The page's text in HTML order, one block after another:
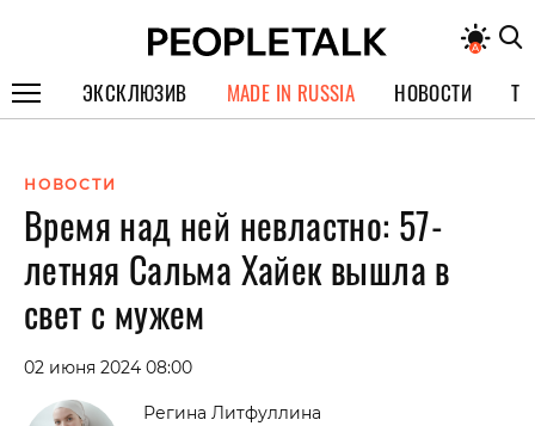
ЭКСКЛЮЗИВ
СПЕЦПРОЕКТЫ
ИНТЕРВЬЮ
ПОКОЛЕНИЕ
MADE IN RUSSIA НОВОСТИ
НОВОСТИ
Время над ней невластно: 57-
летняя Сальма Хайек вышла в
свет с мужем
02 июня 2024 08:00
Регина Литфуллина